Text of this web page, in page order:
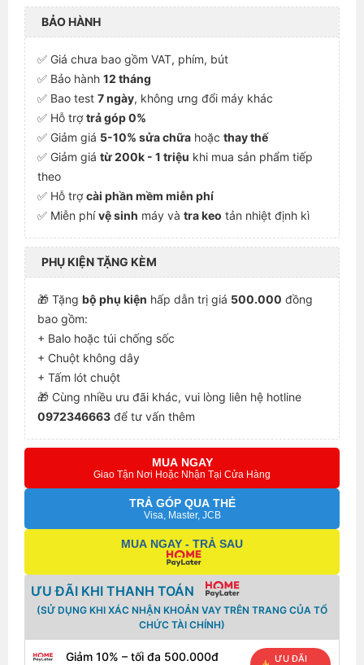
BẢO HÀNH
✅ Giá chưa bao gồm VAT, phím, bút
✅ Bảo hành 12 tháng
✅ Bao test 7 ngày, không ưng đổi máy khác
✅ Hỗ trợtrả góp 0%
✅ Giảm giá 5-10% sửa chữa hoặc thay thế
✅ Giảm giá từ 200k - 1 triệu khi mua sản phẩm tiếp
theo
✅ Hỗ trợcài phần mềm miễn phí
✅ Miễn phívệ sinh máy và tra keo tản nhiệt định kì
PHỤ KIỆN TẶNG KÈM
🎁 Tặng bộ phụ kiện hấp dẫn trị giá 500.000 đồng
bao gồm:
+ Balo hoặc túi chống sốc
+ Chuột không dây
+ Tấm lót chuột
🎁 Cùng nhiều ưu đãi khác, vui lòng liên hệ hotline
0972346663 để tư vấn thêm
MUA NGAY
Giao Tận Nơi Hoặc Nhận Tại Cửa Hàng
TRẢ GÓP QUA THẺ
Visa, Master, JCB
MUA NGAY - TRẢ SAU
ƯU ĐÃI KHI THANH TOÁN
(SỬ DỤNG KHI XÁC NHẬN KHOẢN VAY TRÊN TRANG CỦA TỔ
CHỨC TÀI CHÍNH)
Giảm 10% – tối đa 500.000đ
ƯU ĐÃI